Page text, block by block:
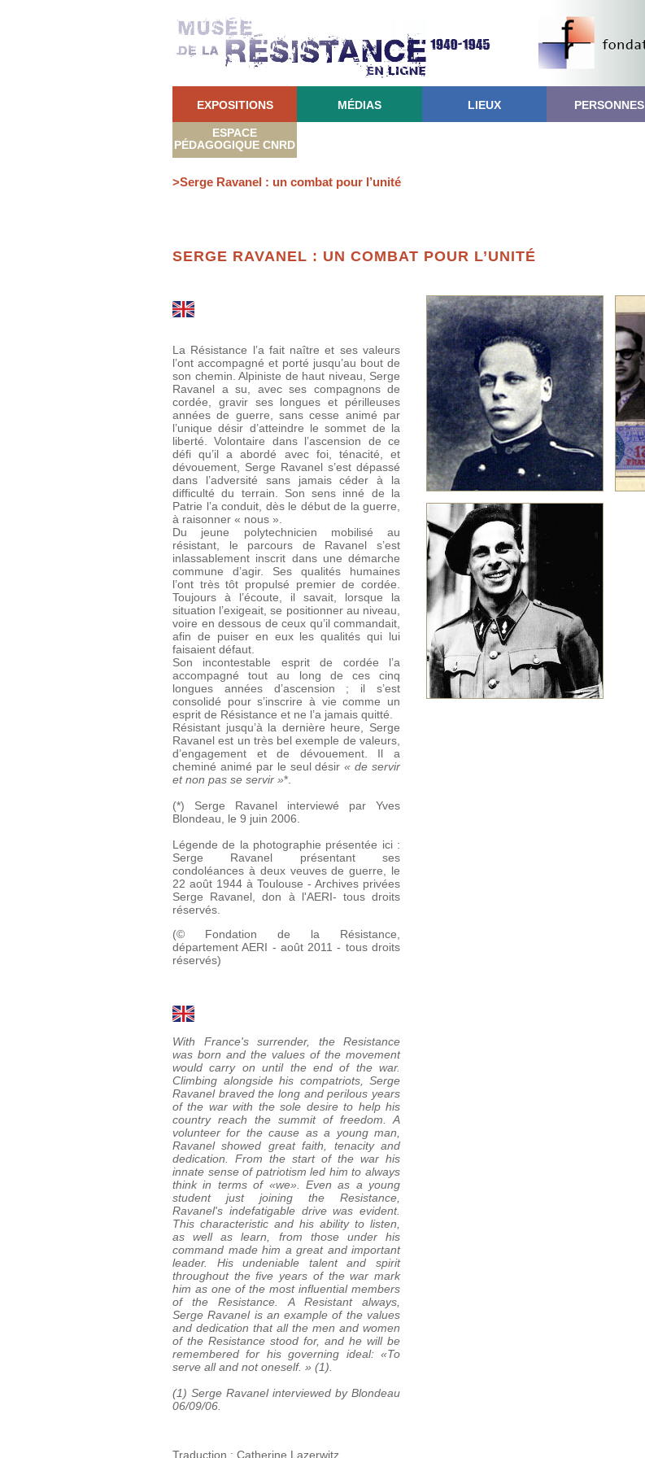
EXPOSITIONS MÉDIAS LIEUX PERSONNES
ESPACE
PÉDAGOGIQUE CNRD
>Serge Ravanel : un combat pour l’unité
SERGE RAVANEL : UN COMBAT POUR L’UNITÉ
La Résistance l’a fait naître et ses valeurs
l’ont accompagné et porté jusqu’au bout de
son chemin. Alpiniste de haut niveau, Serge
Ravanel a su, avec ses compagnons de
cordée, gravir ses longues et périlleuses
années de guerre, sans cesse animé par
l’unique désir d’atteindre le sommet de la
liberté. Volontaire dans l’ascension de ce
défi qu’il a abordé avec foi, ténacité, et
dévouement, Serge Ravanel s’est dépassé
dans l’adversité sans jamais céder à la
difficulté du terrain. Son sens inné de la
Patrie l’a conduit, dès le début de la guerre,
à raisonner « nous ».
Du jeune polytechnicien mobilisé au
résistant, le parcours de Ravanel s’est
inlassablement inscrit dans une démarche
commune d’agir. Ses qualités humaines
l’ont très tôt propulsé premier de cordée.
Toujours à l’écoute, il savait, lorsque la
situation l’exigeait, se positionner au niveau,
voire en dessous de ceux qu’il commandait,
afin de puiser en eux les qualités qui lui
faisaient défaut.
Son incontestable esprit de cordée l’a
accompagné tout au long de ces cinq
longues années d’ascension ; il s’est
consolidé pour s’inscrire à vie comme un
esprit de Résistance et ne l’a jamais quitté.
Résistant jusqu’à la dernière heure, Serge
Ravanel est un très bel exemple de valeurs,
d’engagement et de dévouement. Il a
cheminé animé par le seul désir « de servir
et non pas se servir »*.
(*) Serge Ravanel interviewé par Yves
Blondeau, le 9 juin 2006.
Légende de la photographie présentée ici :
Serge Ravanel présentant ses
condoléances à deux veuves de guerre, le
22 août 1944 à Toulouse - Archives privées
Serge Ravanel, don à l'AERI- tous droits
réservés.
(© Fondation de la Résistance,
département AERI - août 2011 - tous droits
réservés)
With France's surrender, the Resistance
was born and the values of the movement
would carry on until the end of the war.
Climbing alongside his compatriots, Serge
Ravanel braved the long and perilous years
of the war with the sole desire to help his
country reach the summit of freedom. A
volunteer for the cause as a young man,
Ravanel showed great faith, tenacity and
dedication. From the start of the war his
innate sense of patriotism led him to always
think in terms of «we». Even as a young
student just joining the Resistance,
Ravanel's indefatigable drive was evident.
This characteristic and his ability to listen,
as well as learn, from those under his
command made him a great and important
leader. His undeniable talent and spirit
throughout the five years of the war mark
him as one of the most influential members
of the Resistance. A Resistant always,
Serge Ravanel is an example of the values
and dedication that all the men and women
of the Resistance stood for, and he will be
remembered for his governing ideal: «To
serve all and not oneself. » (1).
(1) Serge Ravanel interviewed by Blondeau
06/09/06.
Traduction : Catherine Lazerwitz
« Naissance » d’un patriote